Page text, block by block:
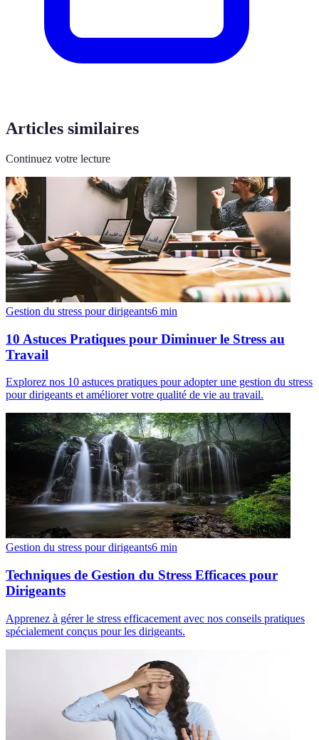
Articles similaires
Continuez votre lecture
Gestion du stress pour dirigeants6 min
10 Astuces Pratiques pour Diminuer le Stress au
Travail
Explorez nos 10 astuces pratiques pour adopter une gestion du stress
pour dirigeants et améliorer votre qualité de vie au travail.
Gestion du stress pour dirigeants6 min
Techniques de Gestion du Stress Efficaces pour
Dirigeants
Apprenez à gérer le stress efficacement avec nos conseils pratiques
spécialement conçus pour les dirigeants.